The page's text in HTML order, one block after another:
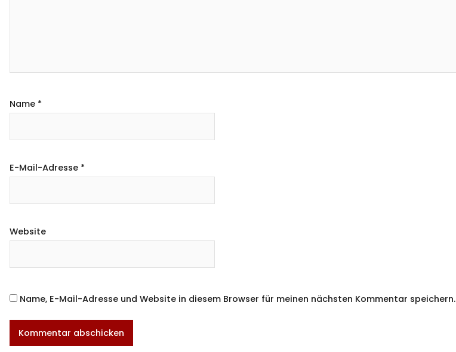
Name *
E-Mail-Adresse *
Website
Name, E-Mail-Adresse und Website in diesem Browser für meinen nächsten Kommentar speichern.